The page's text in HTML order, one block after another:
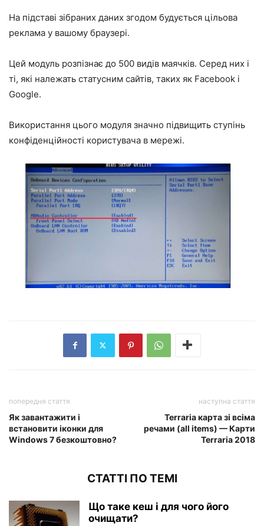
На підставі зібраних даних згодом будується цільова
реклама у вашому браузері.
Цей модуль розпізнає до 500 видів маячків. Серед них і
ті, які належать статусним сайтів, таких як Facebook і
Google.
Використання цього модуля значно підвищить ступінь
конфіденційності користувача в мережі.
попередня стаття
Як завантажити і
встановити іконки для
Windows 7 безкоштовно?
наступна стаття
Terraria карта зі всіма
речами (all items) — Карти
Terraria 2018
СТАТТІ ПО ТЕМІ
Що таке кеш і для чого його
очищати?